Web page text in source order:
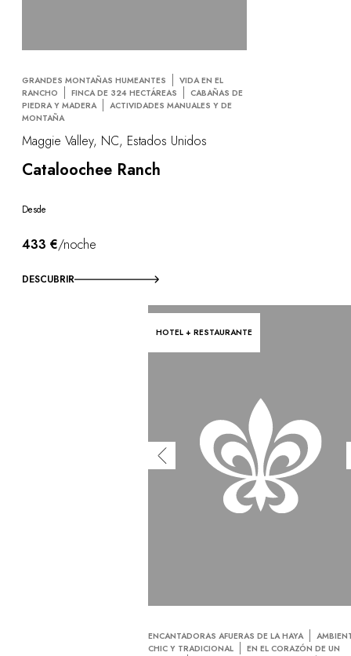
GRANDES MONTAÑAS HUMEANTES
VIDA EN EL
RANCHO
FINCA DE 324 HECTÁREAS
CABAÑAS DE
PIEDRA Y MADERA
ACTIVIDADES MANUALES Y DE
MONTAÑA
Maggie Valley, NC, Estados Unidos
Cataloochee Ranch
Desde
433 €/noche
DESCUBRIR
HOTEL + RESTAURANTE
ENCANTADORAS AFUERAS DE LA HAYA
CHIC Y TRADICIONAL
EN EL CORAZÓN DE UN